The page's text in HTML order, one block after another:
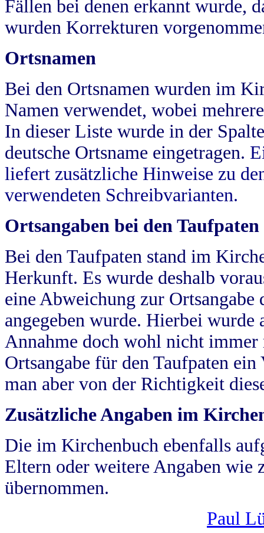
Fällen bei denen erkannt wurde,
wurden Korrekturen
Ortsnamen
Bei den Ortsnamen wurden im
Namen verwendet, wobei
In dieser Liste wurde in der
deutsche Ortsname eingetragen.
liefert zusätzliche Hinweise zu
verwendeten Schreibvarianten.
Ortsangaben bei den Taufpaten
Bei den Taufpaten stand im
Herkunft. Es wurde deshalb
eine Abweichung zur
angegeben wurde. Hierbei wurde
Annahme doch wohl nicht
Ortsangabe für den Taufpaten
man aber von der Richtigkeit
Zusätzliche Angaben im
Die im Kirchenbuch ebenfalls
Eltern oder weitere Angaben wie
übernommen.
Paul